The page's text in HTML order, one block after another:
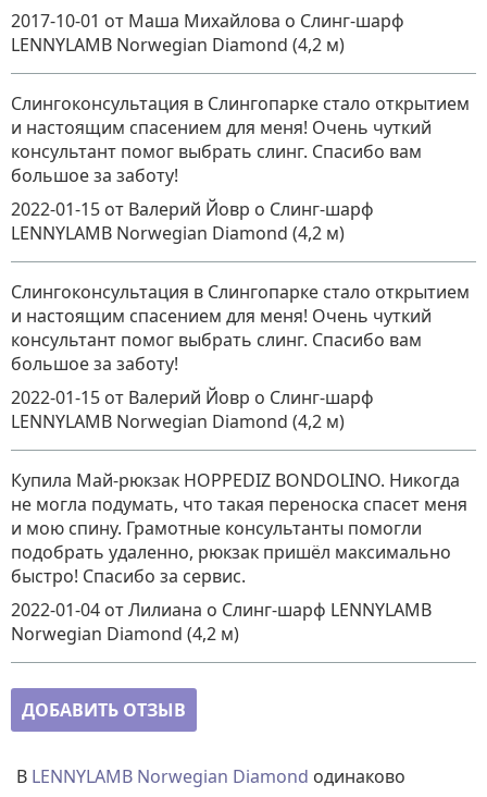
2017-10-01 от Маша Михайлова о Слинг-шарф
LENNYLAMB Norwegian Diamond (4,2 м)
Слингоконсультация в Слингопарке стало открытием
и настоящим спасением для меня! Очень чуткий
консультант помог выбрать слинг. Спасибо вам
большое за заботу!
2022-01-15 от Валерий Йовр о Слинг-шарф
LENNYLAMB Norwegian Diamond (4,2 м)
Слингоконсультация в Слингопарке стало открытием
и настоящим спасением для меня! Очень чуткий
консультант помог выбрать слинг. Спасибо вам
большое за заботу!
2022-01-15 от Валерий Йовр о Слинг-шарф
LENNYLAMB Norwegian Diamond (4,2 м)
Купила Май-рюкзак HOPPEDIZ BONDOLINO. Никогда
не могла подумать, что такая переноска спасет меня
и мою спину. Грамотные консультанты помогли
подобрать удаленно, рюкзак пришёл максимально
быстро! Спасибо за сервис.
2022-01-04 от Лилиана о Слинг-шарф LENNYLAMB
Norwegian Diamond (4,2 м)
ДОБАВИТЬ ОТЗЫВ
В LENNYLAMB Norwegian Diamond одинаково